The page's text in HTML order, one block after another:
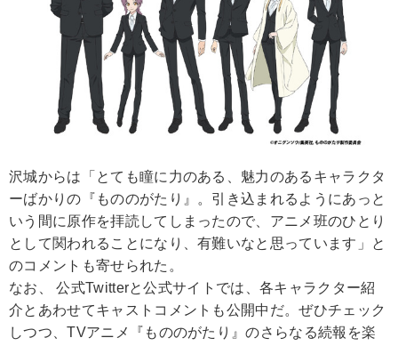
沢城からは「とても瞳に力のある、魅力のあるキャラクタ
ーばかりの『もののがたり』。引き込まれるようにあっと
いう間に原作を拝読してしまったので、アニメ班のひとり
として関われることになり、有難いなと思っています」と
のコメントも寄せられた。
なお、 公式Twitterと公式サイトでは、各キャラクター紹
介とあわせてキャストコメントも公開中だ。ぜひチェック
しつつ、TVアニメ『もののがたり』のさらなる続報を楽